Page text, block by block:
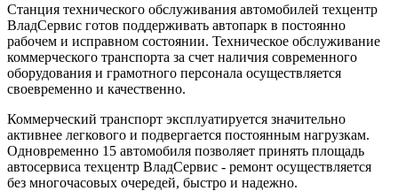
Станция технического обслуживания автомобилей техцентр
ВладСервис готов поддерживать автопарк в постоянно
рабочем и исправном состоянии. Техническое обслуживание
коммерческого транспорта за счет наличия современного
оборудования и грамотного персонала осуществляется
своевременно и качественно.
Коммерческий транспорт эксплуатируется значительно
активнее легкового и подвергается постоянным нагрузкам.
Одновременно 15 автомобиля позволяет принять площадь
автосервиса техцентр ВладСервис - ремонт осуществляется
без многочасовых очередей, быстро и надежно.